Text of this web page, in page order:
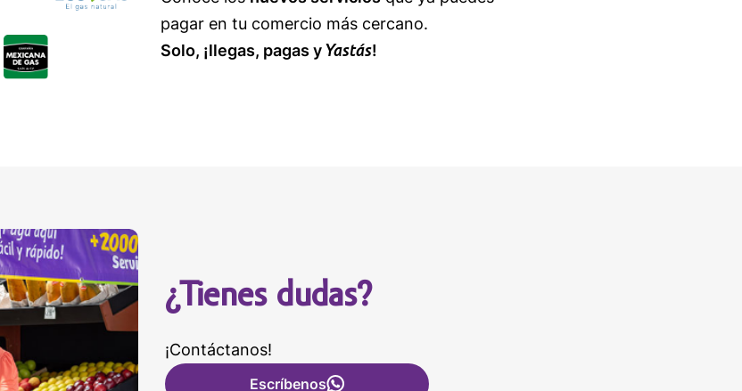
pagar en tu comercio más cercano.
Solo, ¡llegas, pagas yYastás!
¿Tienes dudas?
¡Contáctanos!
Escríbenos